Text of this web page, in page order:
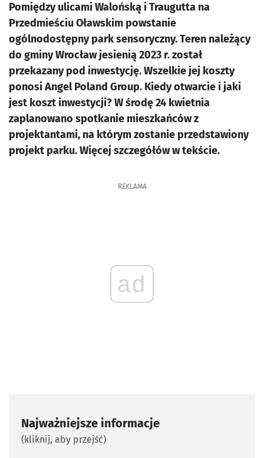
Pomiędzy ulicami Walońską i Traugutta na
Przedmieściu Oławskim powstanie
ogólnodostępny park sensoryczny. Teren należący
do gminy Wrocław jesienią 2023 r. został
przekazany pod inwestycję. Wszelkie jej koszty
ponosi Angel Poland Group. Kiedy otwarcie i jaki
jest koszt inwestycji? W środę 24 kwietnia
zaplanowano spotkanie mieszkańców z
projektantami, na którym zostanie przedstawiony
projekt parku. Więcej szczegółów w tekście.
REKLAMA
ad
Najważniejsze informacje
(kliknij, aby przejść)